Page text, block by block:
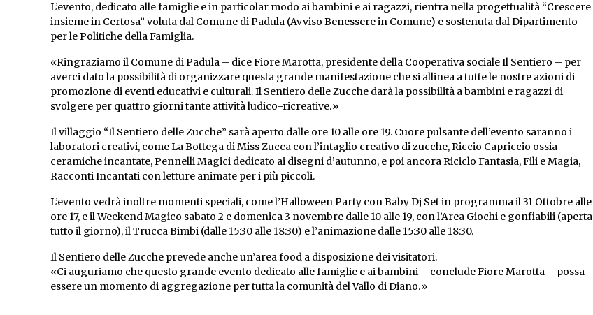
L’evento, dedicato alle famiglie e in particolar modo ai bambini e ai ragazzi, rientra nella progettualità “Crescere
insieme in Certosa” voluta dal Comune di Padula (Avviso Benessere in Comune) e sostenuta dal Dipartimento
per le Politiche della Famiglia.
«Ringraziamo il Comune di Padula – dice Fiore Marotta, presidente della Cooperativa sociale Il Sentiero – per
averci dato la possibilità di organizzare questa grande manifestazione che si allinea a tutte le nostre azioni di
promozione di eventi educativi e culturali. Il Sentiero delle Zucche darà la possibilità a bambini e ragazzi di
svolgere per quattro giorni tante attività ludico-ricreative.»
Il villaggio “Il Sentiero delle Zucche” sarà aperto dalle ore 10 alle ore 19. Cuore pulsante dell’evento saranno i
laboratori creativi, come La Bottega di Miss Zucca con l’intaglio creativo di zucche, Riccio Capriccio ossia
ceramiche incantate, Pennelli Magici dedicato ai disegni d’autunno, e poi ancora Riciclo Fantasia, Fili e Magia,
Racconti Incantati con letture animate per i più piccoli.
L’evento vedrà inoltre momenti speciali, come l’Halloween Party con Baby Dj Set in programma il 31 Ottobre alle
ore 17, e il Weekend Magico sabato 2 e domenica 3 novembre dalle 10 alle 19, con l’Area Giochi e gonfiabili (aperta
tutto il giorno), il Trucca Bimbi (dalle 15:30 alle 18:30) e l’animazione dalle 15:30 alle 18:30.
Il Sentiero delle Zucche prevede anche un’area food a disposizione dei visitatori.
«Ci auguriamo che questo grande evento dedicato alle famiglie e ai bambini – conclude Fiore Marotta – possa
essere un momento di aggregazione per tutta la comunità del Vallo di Diano.»